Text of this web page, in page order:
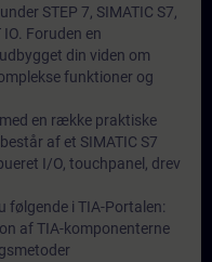
STEP 7, SIMATIC S7,
Foruden en
din viden om
funktioner og
en række praktiske
af et SIMATIC S7
I/O, touchpanel, drev
følgende i TIA-Portalen:
af TIA-komponenterne